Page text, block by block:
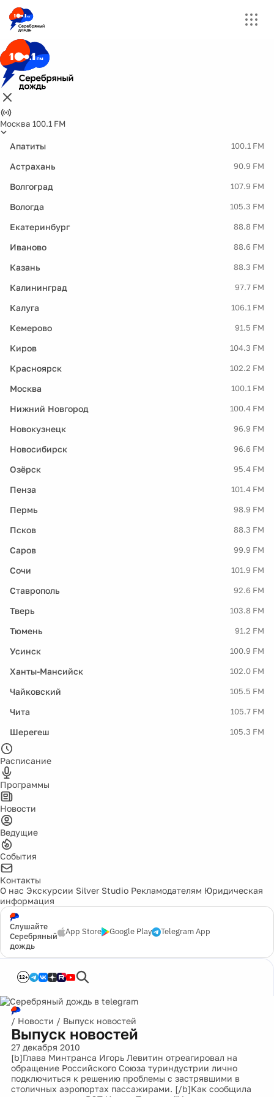
Москва 100.1 FM
Апатиты 100.1 FM
Астрахань 90.9 FM
Волгоград 107.9 FM
Вологда 105.3 FM
Екатеринбург 88.8 FM
Иваново 88.6 FM
Казань 88.3 FM
Калининград 97.7 FM
Калуга 106.1 FM
Кемерово 91.5 FM
Киров 104.3 FM
Красноярск 102.2 FM
Москва 100.1 FM
Нижний Новгород 100.4 FM
Новокузнецк 96.9 FM
Новосибирск 96.6 FM
Озёрск 95.4 FM
Пенза 101.4 FM
Пермь 98.9 FM
Псков 88.3 FM
Саров 99.9 FM
Сочи 101.9 FM
Ставрополь 92.6 FM
Тверь 103.8 FM
Тюмень 91.2 FM
Усинск 100.9 FM
Ханты-Мансийск 102.0 FM
Чайковский 105.5 FM
Чита 105.7 FM
Шерегеш 105.3 FM
Расписание
Программы
Новости
Ведущие
События
Контакты
О нас Экскурсии Silver Studio Рекламодателям Юридическая
информация
Слушайте
Серебряный
дождь
App Store Google Play Telegram App
12+
/ Новости / Выпуск новостей
Выпуск новостей
27 декабря 2010
[b]Глава Минтранса Игорь Левитин отреагировал на
обращение Российского Союза туриндустрии лично
подключиться к решению проблемы с застрявшими в
столичных аэропортах пассажирами. [/b]Как сообщила